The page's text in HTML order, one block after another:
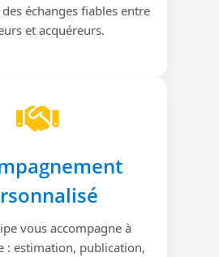
échanges fiables entre
et acquéreurs.
vous accompagne à
: estimation, publication,